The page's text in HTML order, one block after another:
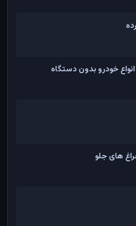
خودرو بدون دستگاه
های جلو